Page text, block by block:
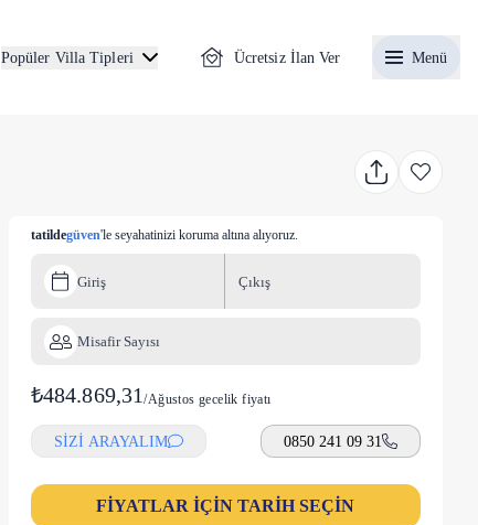
Popüler Villa Tipleri Ücretsiz İlan Ver Menü
tatildegüven'le seyahatinizi koruma altına alıyoruz.
Giriş Çıkış
Misafir Sayısı
₺484.869,31/Ağustos gecelik fiyatı
SİZİ ARAYALIM 0850 241 09 31
FİYATLAR İÇİN TARİH SEÇİN